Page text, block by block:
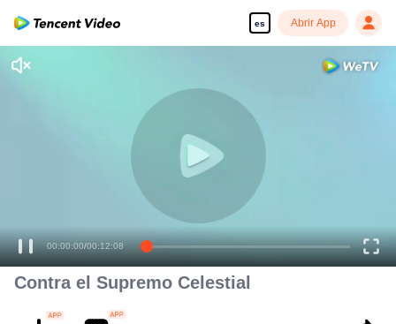
es Abrir App
00:00:00/00:12:08
Contra el Supremo Celestial